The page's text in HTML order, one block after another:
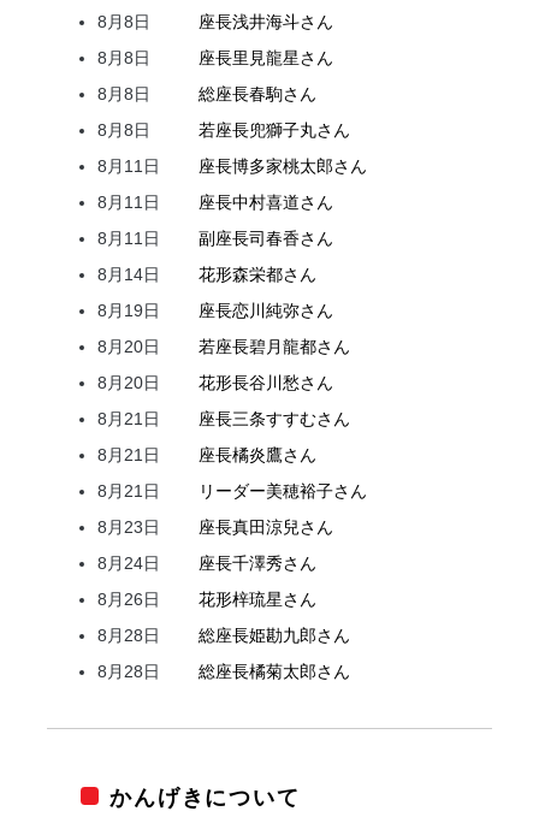
8月8日
座長浅井海斗さん
8月8日
座長里見龍星さん
8月8日
総座長春駒さん
8月8日
若座長兜獅子丸さん
8月11日
座長博多家桃太郎さん
8月11日
座長中村喜道さん
8月11日
副座長司春香さん
8月14日
花形森栄都さん
8月19日
座長恋川純弥さん
8月20日
若座長碧月龍都さん
8月20日
花形長谷川愁さん
8月21日
座長三条すすむさん
8月21日
座長橘炎鷹さん
8月21日
リーダー美穂裕子さん
8月23日
座長真田涼兒さん
8月24日
座長千澤秀さん
8月26日
花形梓琉星さん
8月28日
総座長姫勘九郎さん
8月28日
総座長橘菊太郎さん
かんげきについて